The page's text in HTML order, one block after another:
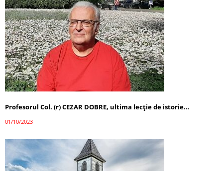
Profesorul Col. (r) CEZAR DOBRE, ultima lecţie de istorie…
01/10/2023